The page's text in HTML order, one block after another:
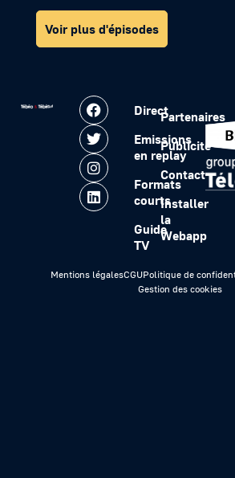
Voir plus d'épisodes
Direct
Emissions
en replay
Formats
courts
Guide
TV
Partenaires
Publicité
Contact
Installer
la
Webapp
Mentions légalesCGUPolitique de
Gestion des cookies